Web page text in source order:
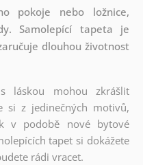
pokoje nebo ložnice,
Samolepící tapeta je
dlouhou životnost
láskou mohou zkrášlit
si z jedinečných motivů,
v podobě nové bytové
tapet si dokážete
rádi vracet.